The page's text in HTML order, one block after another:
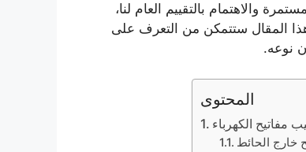
والاهتمام بالتقييم العام لنا،
هذا المقال ستتمكن من التعرف على
نوعه.
المحتوى
مفاتيح الكهرباء
خارج الحائط